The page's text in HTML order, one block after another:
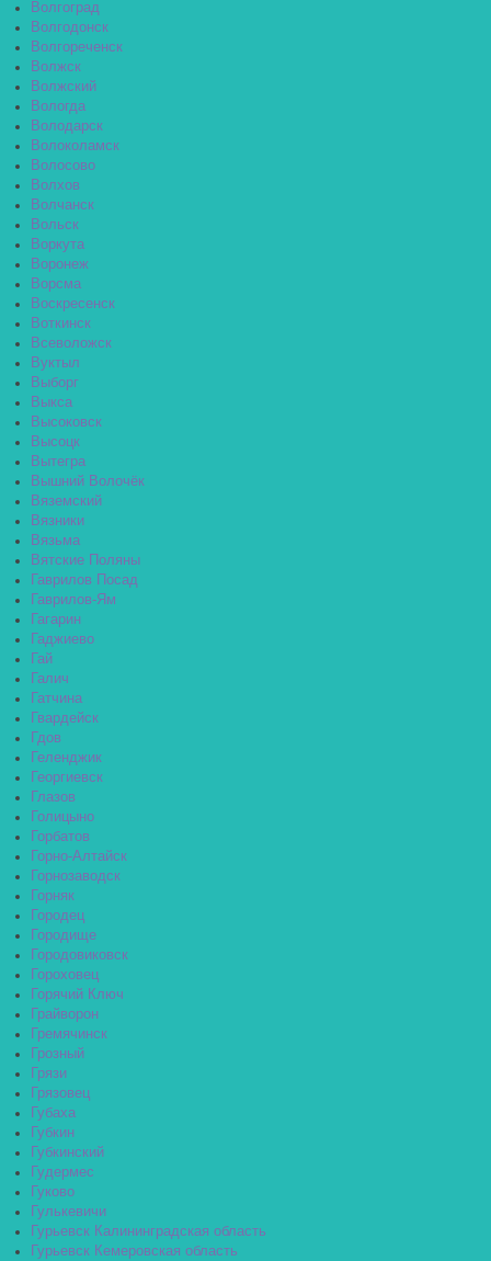
Волгоград
Волгодонск
Волгореченск
Волжск
Волжский
Вологда
Володарск
Волоколамск
Волосово
Волхов
Волчанск
Вольск
Воркута
Воронеж
Ворсма
Воскресенск
Воткинск
Всеволожск
Вуктыл
Выборг
Выкса
Высоковск
Высоцк
Вытегра
Вышний Волочёк
Вяземский
Вязники
Вязьма
Вятские Поляны
Гаврилов Посад
Гаврилов-Ям
Гагарин
Гаджиево
Гай
Галич
Гатчина
Гвардейск
Гдов
Геленджик
Георгиевск
Глазов
Голицыно
Горбатов
Горно-Алтайск
Горнозаводск
Горняк
Городец
Городище
Городовиковск
Гороховец
Горячий Ключ
Грайворон
Гремячинск
Грозный
Грязи
Грязовец
Губаха
Губкин
Губкинский
Гудермес
Гуково
Гулькевичи
Гурьевск Калининградская область
Гурьевск Кемеровская область